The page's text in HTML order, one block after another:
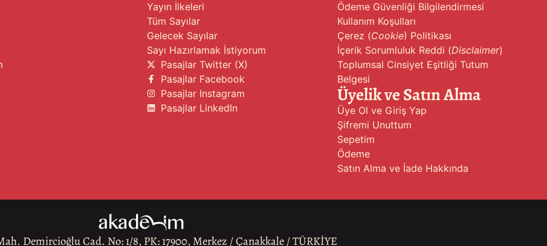
Yayın İlkeleri
Tüm Sayılar
Gelecek Sayılar
Sayı Hazırlamak İstiyorum
Pasajlar Twitter (X)
Pasajlar Facebook
Pasajlar Instagram
Pasajlar LinkedIn
Ödeme Güvenliği Bilgilendirmesi
Kullanım Koşulları
Çerez (Cookie) Politikası
İçerik Sorumluluk Reddi (Disclaimer)
Toplumsal Cinsiyet Eşitliği Tutum
Belgesi
Üyelik ve Satın Alma
Üye Ol ve Giriş Yap
Şifremi Unuttum
Sepetim
Ödeme
Satın Alma ve İade Hakkında
Demircioğlu Cad. No: 1/8, PK: 17900, Merkez / Çanakkale / TÜRKİYE